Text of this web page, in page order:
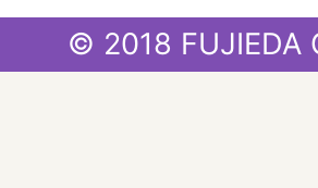
© 2018 FUJIEDA